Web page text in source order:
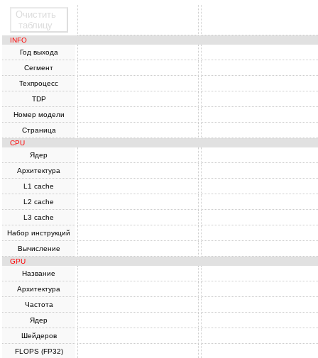
Очистить
таблицу
INFO
Год выхода
Сегмент
Техпроцесс
TDP
Номер модели
Страница
CPU
Ядер
Архитектура
L1 cache
L2 cache
L3 cache
Набор инструкций
Вычисление
GPU
Название
Архитектура
Частота
Ядер
Шейдеров
FLOPS (FP32)